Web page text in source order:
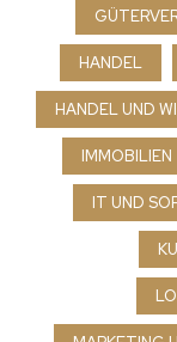
HANDEL
HANDEL UND
IMMOBILIEN
IT UND